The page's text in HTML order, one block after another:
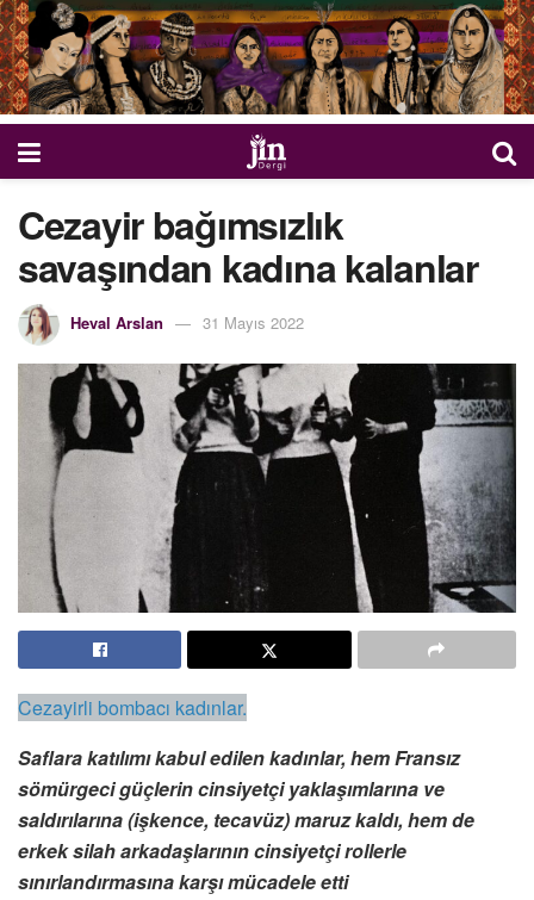
Cezayir bağımsızlık
savaşından kadına kalanlar
Heval Arslan 31 Mayıs 2022
Cezayirli bombacı kadınlar.
Saflara katılımı kabul edilen kadınlar, hem Fransız
sömürgeci güçlerin cinsiyetçi yaklaşımlarına ve
saldırılarına (işkence, tecavüz) maruz kaldı, hem de
erkek silah arkadaşlarının cinsiyetçi rollerle
sınırlandırmasına karşı mücadele etti